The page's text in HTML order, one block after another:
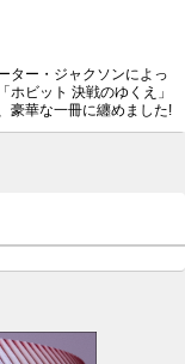
ター・ジャクソンによっ
ビット 決戦のゆくえ」
豪華な一冊に纏めました!